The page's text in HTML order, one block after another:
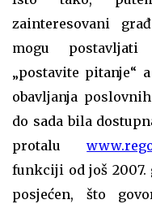
zainteresovani
mogu
„postavite pitanje“
obavljanja
do sada bila
protalu
funkciji od još
posjećen, što